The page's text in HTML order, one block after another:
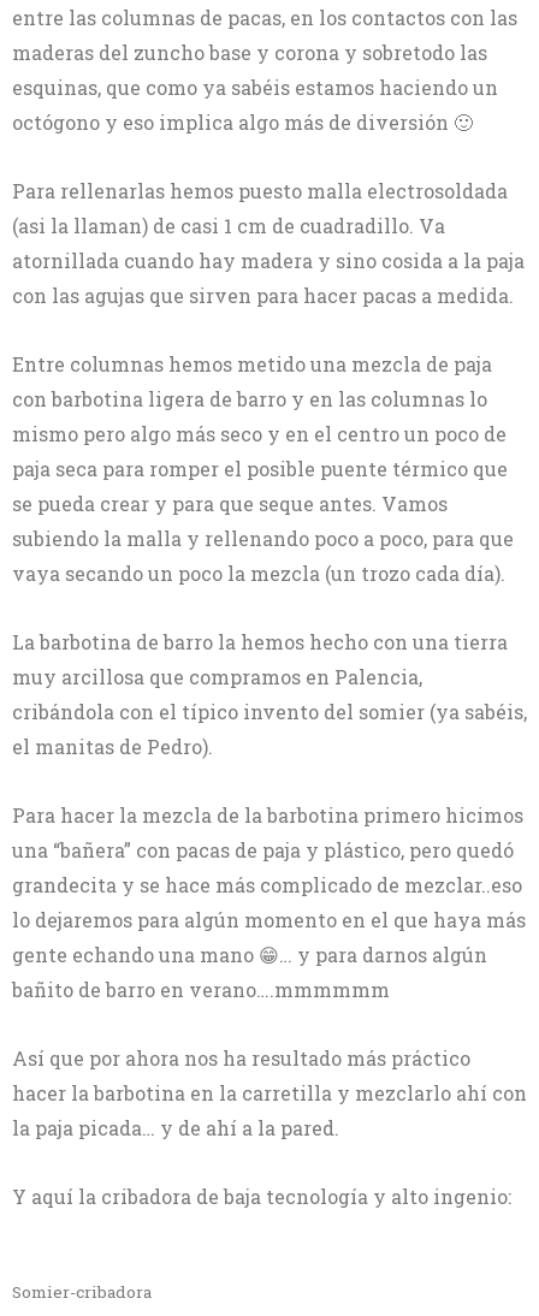
entre las columnas de pacas, en los contactos con las
maderas del zuncho base y corona y sobretodo las
esquinas, que como ya sabéis estamos haciendo un
octógono y eso implica algo más de diversión 🙂
Para rellenarlas hemos puesto malla electrosoldada
(asi la llaman) de casi 1 cm de cuadradillo. Va
atornillada cuando hay madera y sino cosida a la paja
con las agujas que sirven para hacer pacas a medida.
Entre columnas hemos metido una mezcla de paja
con barbotina ligera de barro y en las columnas lo
mismo pero algo más seco y en el centro un poco de
paja seca para romper el posible puente térmico que
se pueda crear y para que seque antes. Vamos
subiendo la malla y rellenando poco a poco, para que
vaya secando un poco la mezcla (un trozo cada día).
La barbotina de barro la hemos hecho con una tierra
muy arcillosa que compramos en Palencia,
cribándola con el típico invento del somier (ya sabéis,
el manitas de Pedro).
Para hacer la mezcla de la barbotina primero hicimos
una “bañera” con pacas de paja y plástico, pero quedó
grandecita y se hace más complicado de mezclar..eso
lo dejaremos para algún momento en el que haya más
gente echando una mano 😁… y para darnos algún
bañito de barro en verano….mmmmmm
Así que por ahora nos ha resultado más práctico
hacer la barbotina en la carretilla y mezclarlo ahí con
la paja picada… y de ahí a la pared.
Y aquí la cribadora de baja tecnología y alto ingenio:
Somier-cribadora